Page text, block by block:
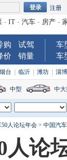
注册
- IT - 汽车 - 房产 -
购
试驾
价 销量
车
车
烟台 临沂 潍坊 淄博
中型 中
人论坛年会 > 中国汽
人论